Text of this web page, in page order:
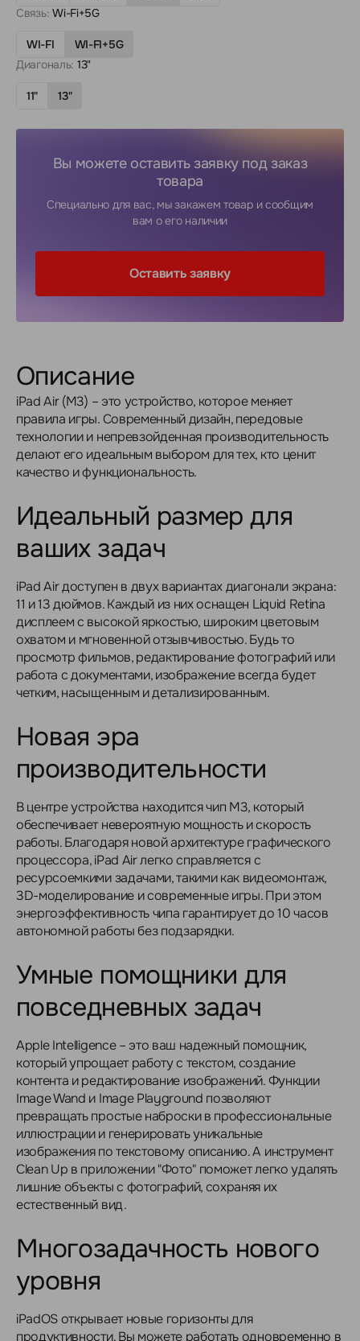
Связь: Wi-Fi+5G
WI-FI
WI-FI+5G
Диагональ: 13"
11" 13"
Вы можете оставить заявку под заказ
товара
Специально для вас, мы закажем товар и сообщим
вам о его наличии
Оставить заявку
Описание
iPad Air (M3) – это устройство, которое меняет
правила игры. Современный дизайн, передовые
технологии и непревзойденная производительность
делают его идеальным выбором для тех, кто ценит
качество и функциональность.
Идеальный размер для
ваших задач
iPad Air доступен в двух вариантах диагонали экрана:
11 и 13 дюймов. Каждый из них оснащен Liquid Retina
дисплеем с высокой яркостью, широким цветовым
охватом и мгновенной отзывчивостью. Будь то
просмотр фильмов, редактирование фотографий или
работа с документами, изображение всегда будет
четким, насыщенным и детализированным.
Новая эра
производительности
В центре устройства находится чип M3, который
обеспечивает невероятную мощность и скорость
работы. Благодаря новой архитектуре графического
процессора, iPad Air легко справляется с
ресурсоемкими задачами, такими как видеомонтаж,
3D-моделирование и современные игры. При этом
энергоэффективность чипа гарантирует до 10 часов
автономной работы без подзарядки.
Умные помощники для
повседневных задач
Apple Intelligence – это ваш надежный помощник,
который упрощает работу с текстом, создание
контента и редактирование изображений. Функции
Image Wand и Image Playground позволяют
превращать простые наброски в профессиональные
иллюстрации и генерировать уникальные
изображения по текстовому описанию. А инструмент
Clean Up в приложении "Фото" поможет легко удалять
лишние объекты с фотографий, сохраняя их
естественный вид.
Многозадачность нового
уровня
iPadOS открывает новые горизонты для
продуктивности. Вы можете работать одновременно в